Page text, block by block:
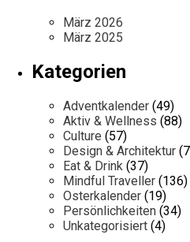
März 2026
März 2025
Kategorien
Adventkalender (49)
Aktiv & Wellness (88)
Culture (57)
Design & Architektur
Eat & Drink (37)
Mindful Traveller (136)
Osterkalender (19)
Persönlichkeiten (34)
Unkategorisiert (4)